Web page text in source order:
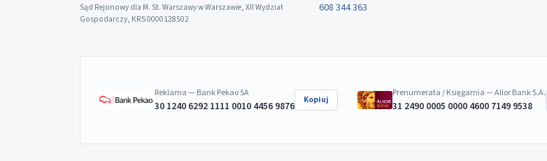
Sąd Rejonowy dla M. St. Warszawy w Warszawie, XII Wydział
Gospodarczy, KRS 0000128502
608 344 363
Reklama — Bank Pekao SA
30 1240 6292 1111 0010 4456 9876 Kopiuj
Prenumerata / Księgarnia — Alior Bank S.A.
31 2490 0005 0000 4600 7149 9538